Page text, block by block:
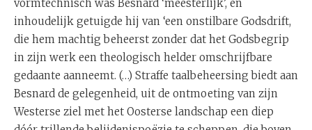
vormtechnisch was Besnard ‘meesterlijk’, en
inhoudelijk getuigde hij van ‘een onstilbare Godsdrift,
die hem machtig beheerst zonder dat het Godsbegrip
in zijn werk een theologisch helder omschrijfbare
gedaante aanneemt. (…) Straffe taalbeheersing biedt aan
Besnard de gelegenheid, uit de ontmoeting van zijn
Westerse ziel met het Oosterse landschap een diep